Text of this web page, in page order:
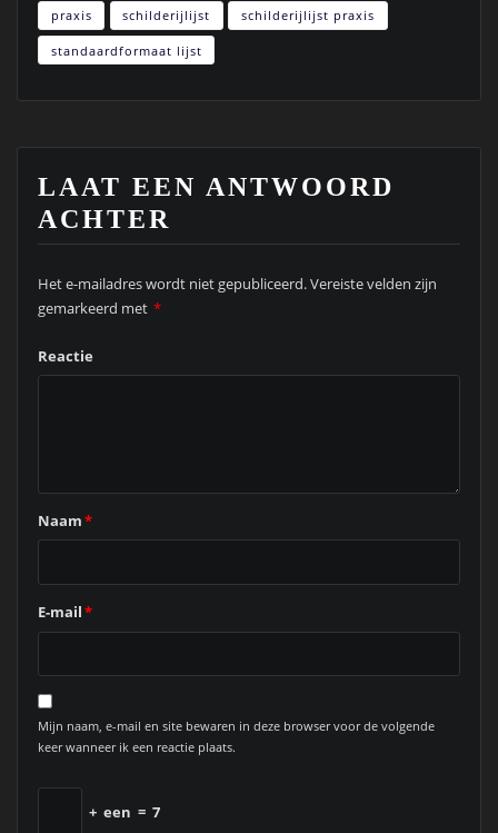
praxis schilderijlijst schilderijlijst praxis
standaardformaat lijst
LAAT EEN ANTWOORD
ACHTER
Het e-mailadres wordt niet gepubliceerd.Vereiste velden zijn
gemarkeerd met *
Reactie
Naam*
E-mail*
Mijn naam, e-mail en site bewaren in deze browser voor de volgende
keer wanneer ik een reactie plaats.
+ een = 7